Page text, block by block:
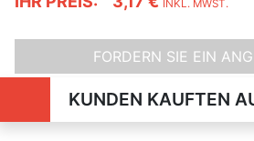
INKL. MWST.
FORDERN SIE EIN
KUNDEN KAUFTEN